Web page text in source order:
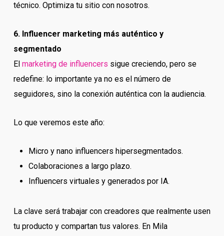
técnico. Optimiza tu sitio con nosotros.
6. Influencer marketing más auténtico y
segmentado
El marketing de influencers sigue creciendo, pero se
redefine: lo importante ya no es el número de
seguidores, sino la conexión auténtica con la audiencia.
Lo que veremos este año:
Micro y nano influencers hipersegmentados.
Colaboraciones a largo plazo.
Influencers virtuales y generados por IA.
La clave será trabajar con creadores que realmente usen
tu producto y compartan tus valores. En Mila